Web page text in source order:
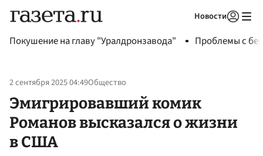
Новости
Покушение на главу "Уралдронзавода" Проблемы с
2 сентября 2025 04:49Общество
Эмигрировавший комик
Романов высказался о жизни
в США